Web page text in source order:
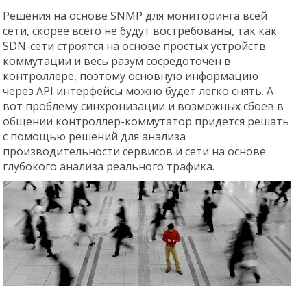
Решения на основе SNMP для мониторинга всей
сети, скорее всего не будут востребованы, так как
SDN-сети строятся на основе простых устройств
коммутации и весь разум сосредоточен в
контроллере, поэтому основную информацию
через API интерфейсы можно будет легко снять. А
вот проблему синхронизации и возможных сбоев в
общении контроллер-коммутатор придется решать
с помощью решений для анализа
производительности сервисов и сети на основе
глубокого анализа реального трафика.